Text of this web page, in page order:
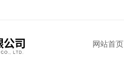
网站首页